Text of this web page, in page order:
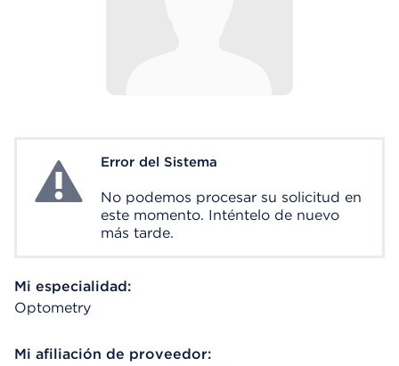
System ErrorError del Sistema
No podemos procesar su solicitud en
este momento. Inténtelo de nuevo
más tarde.
Mi especialidad:
Optometry
Mi afiliación de proveedor: